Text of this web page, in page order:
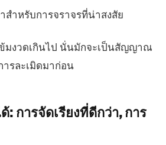
สำหรับการจราจรที่น่าสงสัย
มงวดเกินไป นั่นมักจะเป็นสัญญาณ
ารละเมิดมาก่อน
: การจัดเรียงที่ดีกว่า,การ